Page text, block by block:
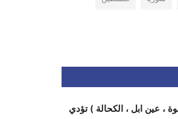
، عين ابل ، الكحالة ) تؤدي